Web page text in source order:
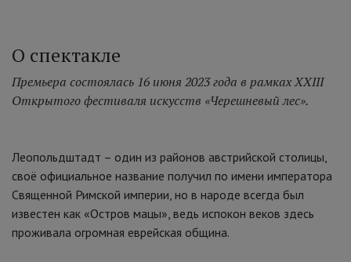
О спектакле
Премьера состоялась 16 июня 2023 года в рамках XXIII
Открытого фестиваля искусств «Черешневый лес».
Леопольдштадт – один из районов австрийской столицы,
своё официальное название получил по имени императора
Священной Римской империи, но в народе всегда был
известен как «Остров мацы», ведь испокон веков здесь
проживала огромная еврейская община.